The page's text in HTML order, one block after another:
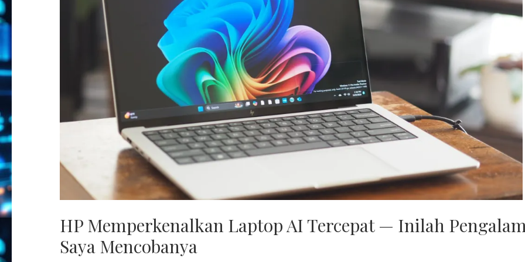
HP Memperkenalkan Laptop AI Tercepat — Inilah
Saya Mencobanya